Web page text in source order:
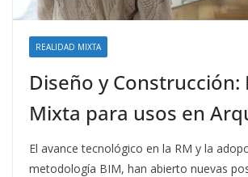
REALIDAD MIXTA
Diseño y Construcción:
Mixta para usos en
El avance tecnológico en la RM y la
metodología BIM, han abierto nuevas